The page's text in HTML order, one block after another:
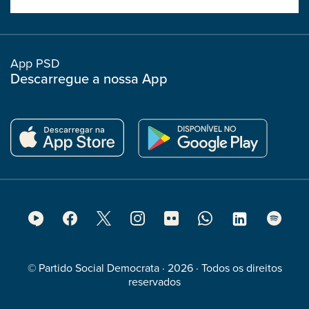
boostrap
col
App PSD
Descarregue a nossa App
© Partido Social Democrata · 2026 · Todos os direitos
reservados
Footer
Media